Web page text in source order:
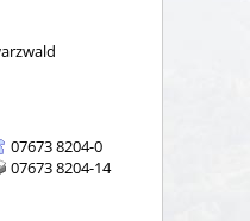
07673 8204-0
07673 8204-14